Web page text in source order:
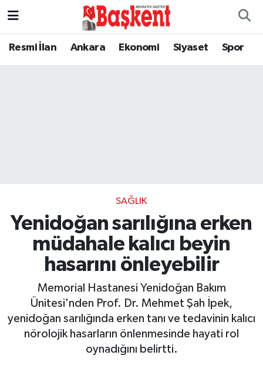
Resmi İlan Ankara Ekonomi Siyaset Spor
SAĞLIK
Yenidoğan sarılığına erken
müdahale kalıcı beyin
hasarını önleyebilir
Memorial Hastanesi Yenidoğan Bakım
Ünitesi'nden Prof. Dr. Mehmet Şah İpek,
yenidoğan sarılığında erken tanı ve tedavinin kalıcı
nörolojik hasarların önlenmesinde hayati rol
oynadığını belirtti.